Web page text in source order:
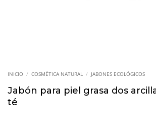
INICIO / COSMÉTICA NATURAL / JABONES ECOLÓGICOS
Jabón para piel grasa dos
té